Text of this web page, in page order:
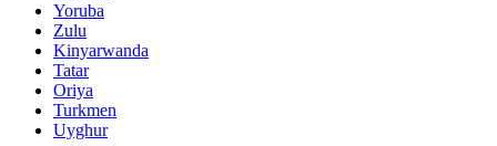
Yoruba
Zulu
Kinyarwanda
Tatar
Oriya
Turkmen
Uyghur